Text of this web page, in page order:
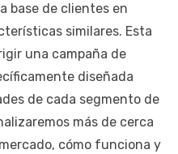
base de clientes en
similares. Esta
una campaña de
diseñada
de cada segmento de
más de cerca
cómo funciona y